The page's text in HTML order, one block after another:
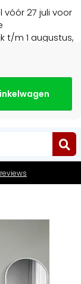
27 juli voor
t/m 1 augustus,